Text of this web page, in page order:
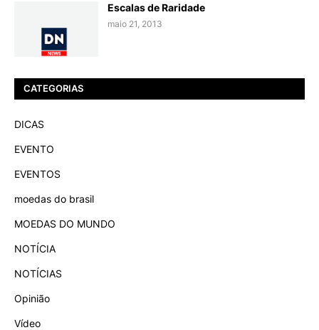
Escalas de Raridade
maio 21, 2013
CATEGORIAS
DICAS
EVENTO
EVENTOS
moedas do brasil
MOEDAS DO MUNDO
NOTÍCIA
NOTÍCIAS
Opinião
Vídeo